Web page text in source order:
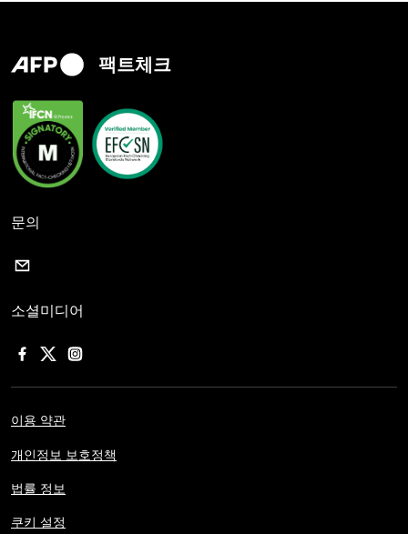
팩트체크
문의
소셜미디어
이용 약관
개인정보 보호정책
법률 정보
쿠키 설정